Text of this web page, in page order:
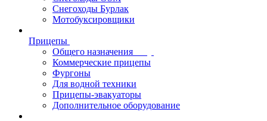
Снегоходы Бурлак
Мотобуксировщики
Прицепы
Общего назначения
Коммерческие прицепы
Фургоны
Для водной техники
Прицепы-эвакуаторы
Дополнительное оборудование